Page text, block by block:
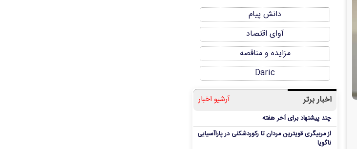
دانش پیام
آوای اقتصاد
مزایده و مناقصه
Daric
اخبار برتر آرشیو اخبار
چند پیشنهاد برای آخر هفته
از مربیگری قویترین مردان تا رکوردشکنی در پاراآسیایی
ناگویا